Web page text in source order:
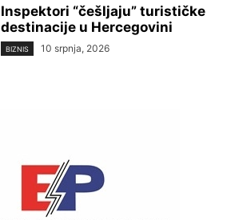
Inspektori “češljaju” turističke
destinacije u Hercegovini
BIZNIS 10 srpnja, 2026